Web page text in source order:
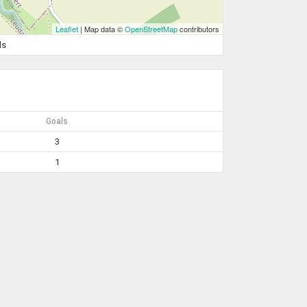
Leaflet | Map data ©OpenStreetMapcontributors
Goals
3
1